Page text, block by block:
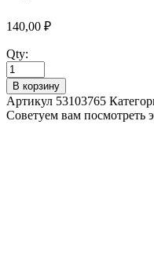
140,00 ₽
Qty:
В корзину
Артикул 53103765
Советуем вам посмотреть